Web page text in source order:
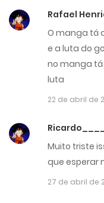
Rafael
O manga tá
e a luta do
no manga
luta
22 de abril de
Muito triste
que esperar
27 de abril de